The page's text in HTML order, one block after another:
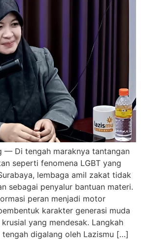
— Di tengah maraknya tantangan
seperti fenomena LGBT yang
lembaga amil zakat tidak
sebagai penyalur bantuan materi.
peran menjadi motor
karakter generasi muda
yang mendesak. Langkah
digalang oleh Lazismu […]